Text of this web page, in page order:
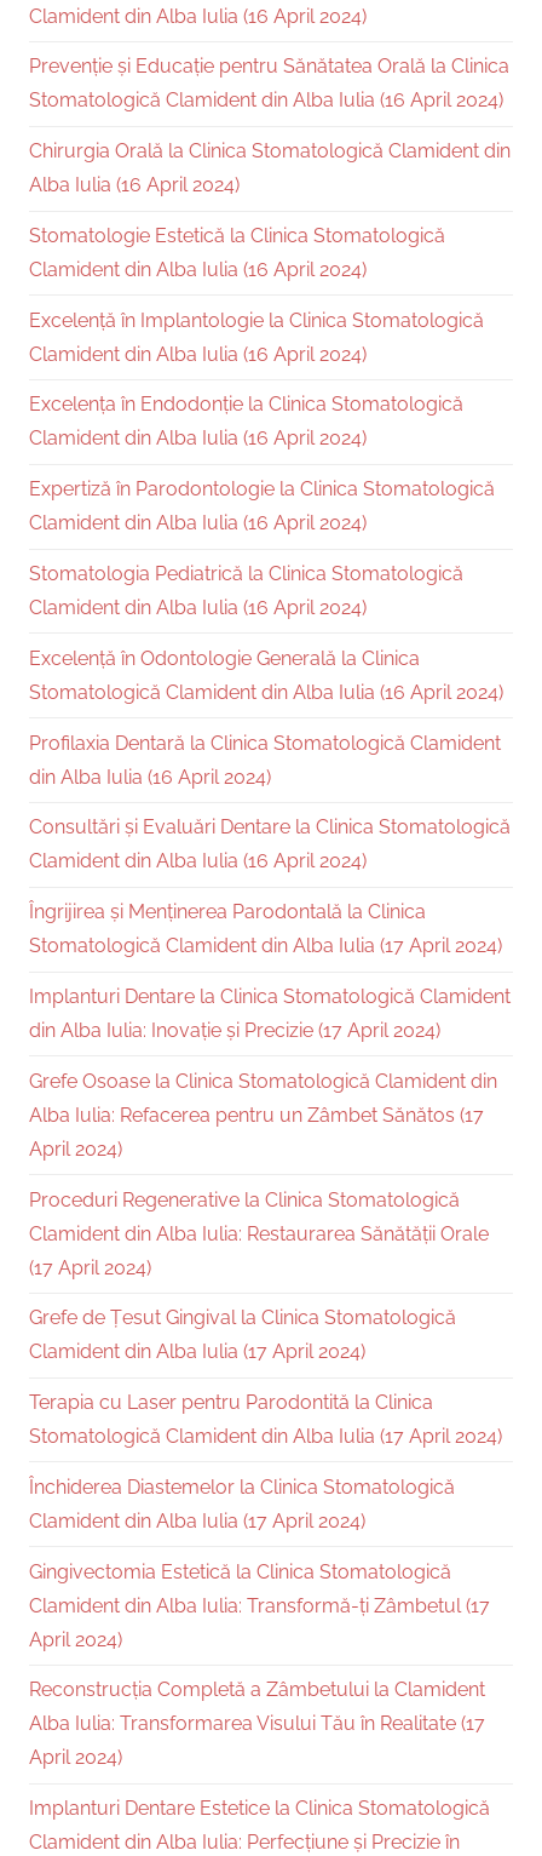
Clamident din Alba Iulia (16 April 2024)
Prevenție și Educație pentru Sănătatea Orală la Clinica
Stomatologică Clamident din Alba Iulia (16 April 2024)
Chirurgia Orală la Clinica Stomatologică Clamident din
Alba Iulia (16 April 2024)
Stomatologie Estetică la Clinica Stomatologică
Clamident din Alba Iulia (16 April 2024)
Excelență în Implantologie la Clinica Stomatologică
Clamident din Alba Iulia (16 April 2024)
Excelența în Endodonție la Clinica Stomatologică
Clamident din Alba Iulia (16 April 2024)
Expertiză în Parodontologie la Clinica Stomatologică
Clamident din Alba Iulia (16 April 2024)
Stomatologia Pediatrică la Clinica Stomatologică
Clamident din Alba Iulia (16 April 2024)
Excelență în Odontologie Generală la Clinica
Stomatologică Clamident din Alba Iulia (16 April 2024)
Profilaxia Dentară la Clinica Stomatologică Clamident
din Alba Iulia (16 April 2024)
Consultări și Evaluări Dentare la Clinica Stomatologică
Clamident din Alba Iulia (16 April 2024)
Îngrijirea și Menținerea Parodontală la Clinica
Stomatologică Clamident din Alba Iulia (17 April 2024)
Implanturi Dentare la Clinica Stomatologică Clamident
din Alba Iulia: Inovație și Precizie (17 April 2024)
Grefe Osoase la Clinica Stomatologică Clamident din
Alba Iulia: Refacerea pentru un Zâmbet Sănătos (17
April 2024)
Proceduri Regenerative la Clinica Stomatologică
Clamident din Alba Iulia: Restaurarea Sănătății Orale
(17 April 2024)
Grefe de Țesut Gingival la Clinica Stomatologică
Clamident din Alba Iulia (17 April 2024)
Terapia cu Laser pentru Parodontită la Clinica
Stomatologică Clamident din Alba Iulia (17 April 2024)
Închiderea Diastemelor la Clinica Stomatologică
Clamident din Alba Iulia (17 April 2024)
Gingivectomia Estetică la Clinica Stomatologică
Clamident din Alba Iulia: Transformă-ți Zâmbetul (17
April 2024)
Reconstrucția Completă a Zâmbetului la Clamident
Alba Iulia: Transformarea Visului Tău în Realitate (17
April 2024)
Implanturi Dentare Estetice la Clinica Stomatologică
Clamident din Alba Iulia: Perfecțiune și Precizie în